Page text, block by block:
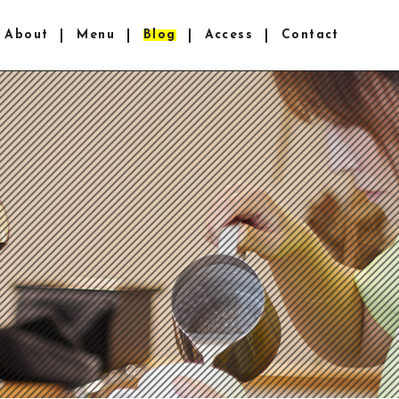
About Menu Blog Access Contact